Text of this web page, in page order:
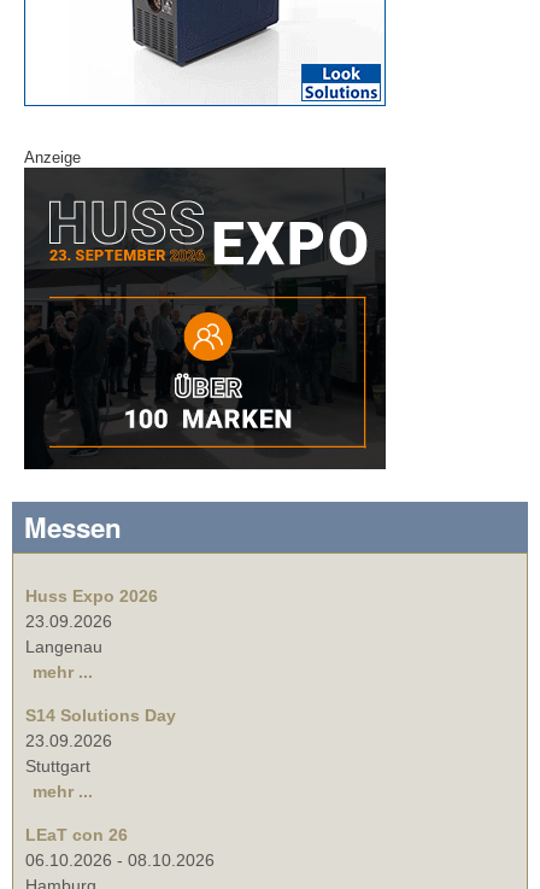
Anzeige
Messen
Huss Expo 2026
23.09.2026
Langenau
mehr ...
S14 Solutions Day
23.09.2026
Stuttgart
mehr ...
LEaT con 26
06.10.2026 - 08.10.2026